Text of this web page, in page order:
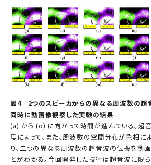
図4 2つのスピーカからの異なる周波数の超
同時に動画像観察した実験の結果
(a) から (o) に向かって時間が進んでいる。超
度によって、また、周波数の空間分布が色相に
り、二つの異なる周波数の超音波の伝搬を動
とがわかる。今回開発した技術は超音波に限